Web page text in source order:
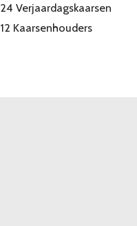
24 Verjaardagskaarsen
12 Kaarsenhouders